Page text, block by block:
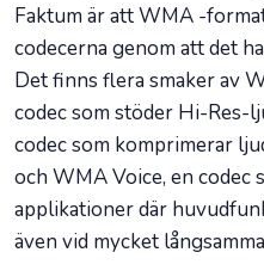
Faktum är att WMA -
codecerna genom att det
Det finns flera smaker av
codec som stöder Hi-Res-
codec som komprimerar
och WMA Voice, en codec
applikationer där
även vid mycket